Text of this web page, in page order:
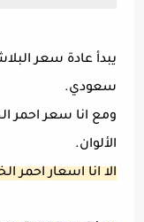
سعودي.
ومع انا سعر احمر
الألوان.
الا انا اسعار احمر